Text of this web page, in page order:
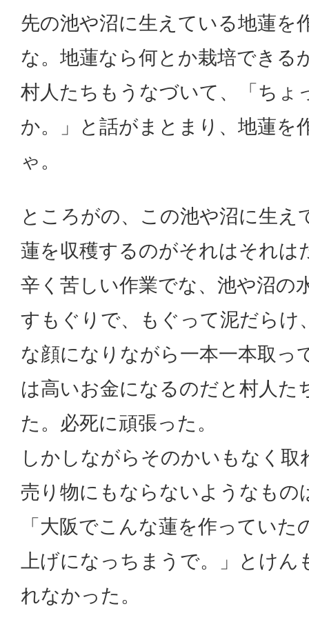
先の池や沼に生えている地蓮を
な。地蓮なら何とか栽培できる
村人たちもうなづいて、「ちょ
か。」と話がまとまり、地蓮を
ゃ。
ところがの、この池や沼に生え
蓮を収穫するのがそれはそれは
辛く苦しい作業でな、池や沼の
すもぐりで、もぐって泥だらけ
な顔になりながら一本一本取っ
は高いお金になるのだと村人た
た。必死に頑張った。
しかしながらそのかいもなく取
売り物にもならないようなもの
「大阪でこんな蓮を作ってい
上げになっちまうで。」とけ
れなかった。